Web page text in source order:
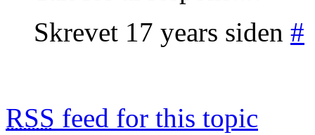
Skrevet 17 years siden #
RSS feed for this topic